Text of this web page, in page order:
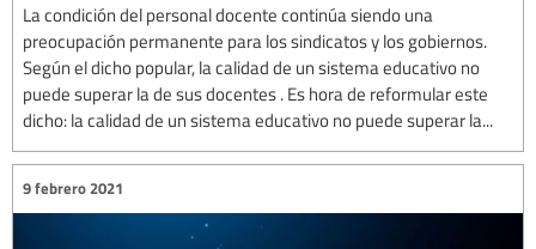
La condición del personal docente continúa siendo una
preocupación permanente para los sindicatos y los gobiernos.
Según el dicho popular, la calidad de un sistema educativo no
puede superar la de sus docentes . Es hora de reformular este
dicho: la calidad de un sistema educativo no puede superar la...
9 febrero 2021